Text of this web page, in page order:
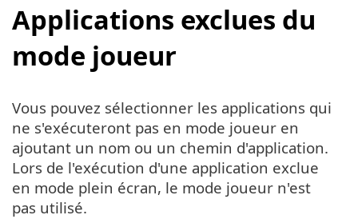
Applications exclues du
mode joueur
Vous pouvez sélectionner les applications qui
ne s'exécuteront pas en mode joueur en
ajoutant un nom ou un chemin d'application.
Lors de l'exécution d'une application exclue
en mode plein écran, le mode joueur n'est
pas utilisé.